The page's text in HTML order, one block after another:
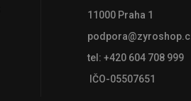
11000 Praha 1
tel: +420 604 708 999
IČO-05507651